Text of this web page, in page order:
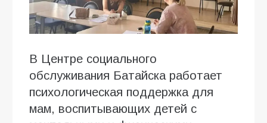
В Центре социального
обслуживания Батайска работает
психологическая поддержка для
мам, воспитывающих детей с